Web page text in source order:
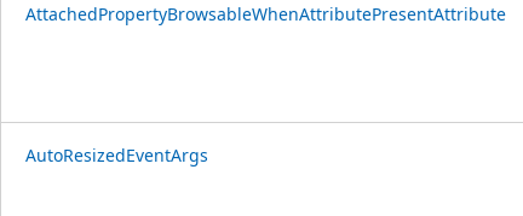
AttachedPropertyBrowsableWhenAttributePresentAttribute
AutoResizedEventArgs